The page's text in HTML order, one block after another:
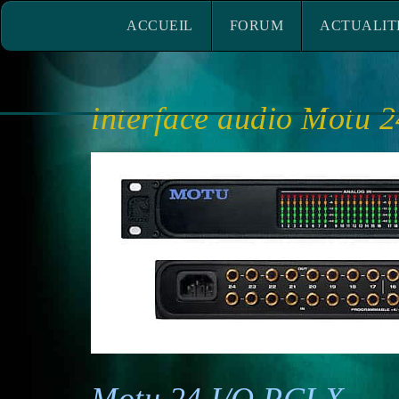
ACCUEIL FORUM ACTUALITÉ
interface audio Motu
ACCUEIL FORUM